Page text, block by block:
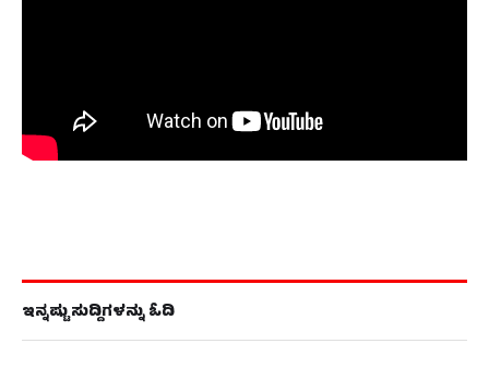
ಇನ್ನಷ್ಟು ಸುದ್ದಿಗಳನ್ನು ಓದಿ